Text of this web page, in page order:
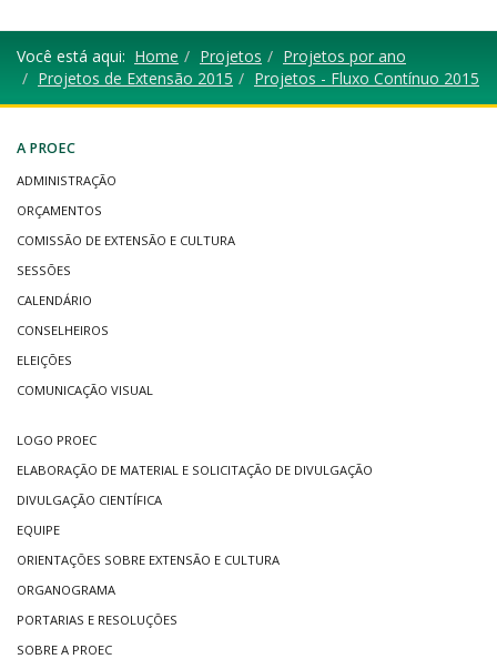
Você está aqui: Home Projetos
Projetos por ano
Projetos de Extensão 2015
Projetos - Fluxo Contínuo 2015
A PROEC
ADMINISTRAÇÃO
ORÇAMENTOS
COMISSÃO DE EXTENSÃO E CULTURA
SESSÕES
CALENDÁRIO
CONSELHEIROS
ELEIÇÕES
COMUNICAÇÃO VISUAL
LOGO PROEC
ELABORAÇÃO DE MATERIAL E SOLICITAÇÃO DE DIVULGAÇÃO
DIVULGAÇÃO CIENTÍFICA
EQUIPE
ORIENTAÇÕES SOBRE EXTENSÃO E CULTURA
ORGANOGRAMA
PORTARIAS E RESOLUÇÕES
SOBRE A PROEC